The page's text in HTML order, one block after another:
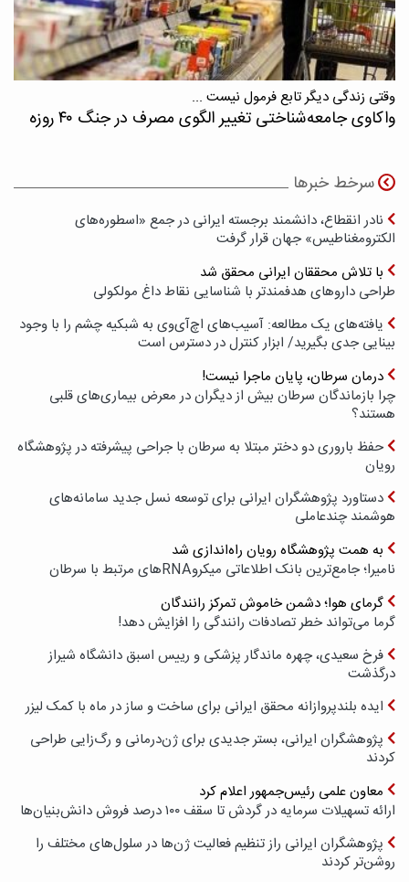
وقتی زندگی دیگر تابع فرمول نیست ...
واکاوی جامعه‌شناختی تغییر الگوی مصرف در جنگ ۴۰ روزه
سرخط خبرها
نادر انقطاع، دانشمند برجسته ایرانی در جمع «اسطوره‌های
الکترومغناطیس» جهان قرار گرفت
با تلاش محققان ایرانی محقق شد
طراحی داروهای هدفمندتر با شناسایی نقاط داغ مولکولی
یافته‌های یک مطالعه: آسیب‌های اچ‌آی‌وی به شبکیه چشم را با وجود
بینایی جدی بگیرید/ ابزار کنترل در دسترس است
درمان سرطان، پایان ماجرا نیست!
چرا بازماندگان سرطان بیش از دیگران در معرض بیماری‌های قلبی
هستند؟
حفظ باروری دو دختر مبتلا به سرطان با جراحی پیشرفته در پژوهشگاه
رویان
دستاورد پژوهشگران ایرانی برای توسعه نسل جدید سامانه‌های
هوشمند چندعاملی
به همت پژوهشگاه رویان راه‌اندازی شد
نامیرا؛ جامع‌ترین بانک اطلاعاتی میکروRNAهای مرتبط با سرطان
گرمای هوا؛ دشمن خاموش تمرکز رانندگان
گرما می‌تواند خطر تصادفات رانندگی را افزایش دهد!
فرخ سعیدی، چهره ماندگار پزشکی و رییس اسبق دانشگاه شیراز
درگذشت
ایده بلندپروازانه محقق ایرانی برای ساخت و ساز در ماه با کمک لیزر
پژوهشگران ایرانی، بستر جدیدی برای ژن‌درمانی و رگ‌زایی طراحی
کردند
معاون علمی رئیس‌جمهور اعلام کرد
ارائه تسهیلات سرمایه در گردش تا سقف ۱۰۰ درصد فروش دانش‌بنیان‌ها
پژوهشگران ایرانی راز تنظیم فعالیت ژن‌ها در سلول‌های مختلف را
روشن‌تر کردند